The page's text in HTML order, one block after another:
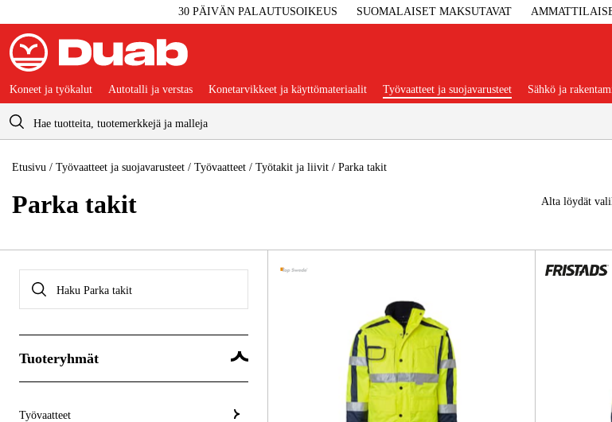
30 PÄIVÄN PALAUTUSOIKEUS SUOMALAISET MAKSUTAVAT
Koneet ja työkalut Autotalli ja verstas Konetarvikkeet ja käyttömateriaalit Työvaatteet ja suojavarusteet Sähkö ja
Etusivu / Työvaatteet ja suojavarusteet / Työvaatteet / Työtakit ja liivit / Parka takit
Parka takit Alta löydät
Tuoteryhmät
Työvaatteet